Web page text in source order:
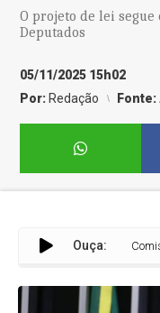
O projeto de lei segue
Deputados
05/11/2025 15h02
Por: Redação Fonte:
Ouça: